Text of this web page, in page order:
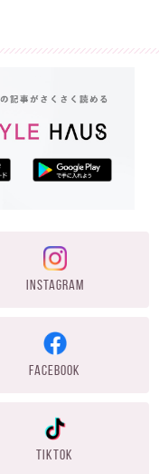
INSTAGRAM
FACEBOOK
TIKTOK